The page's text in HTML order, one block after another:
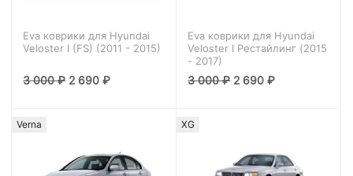
Eva коврики для Hyundai
Veloster I (FS) (2011 - 2015)
3 000₽ 2 690₽
Eva коврики для Hyundai
Veloster I Рестайлинг (2015
- 2017)
3 000₽ 2 690₽
Verna XG